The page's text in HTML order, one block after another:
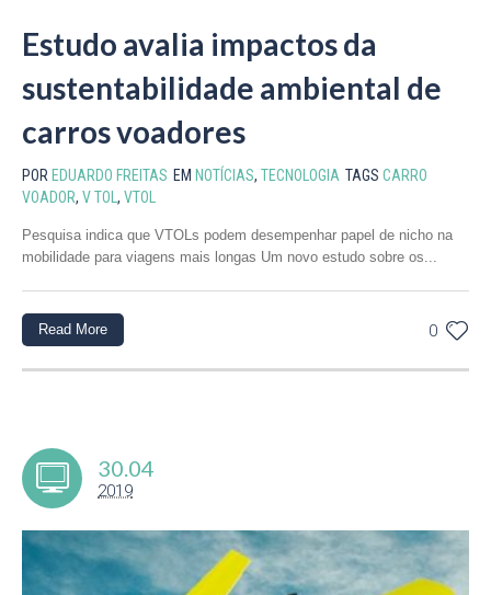
Estudo avalia impactos da
sustentabilidade ambiental de
carros voadores
POR EDUARDO FREITAS EM NOTÍCIAS, TECNOLOGIA TAGS CARRO
VOADOR, V TOL , VTOL
Pesquisa indica que VTOLs podem desempenhar papel de nicho na
mobilidade para viagens mais longas Um novo estudo sobre os...
0
Read More
30.04
2019